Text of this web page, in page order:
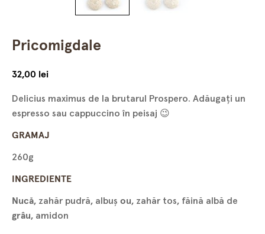
Pricomigdale
32,00 lei
Delicius maximus de la brutarul Prospero. Adăugaţi un
espresso sau cappuccino în peisaj 😉
GRAMAJ
260g
INGREDIENTE
Nucă, zahăr pudră, albuş ou, zahăr tos, făină albă de
grâu, amidon